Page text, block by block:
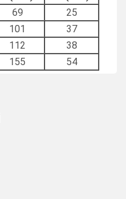
69
25
101
37
112
38
155 54